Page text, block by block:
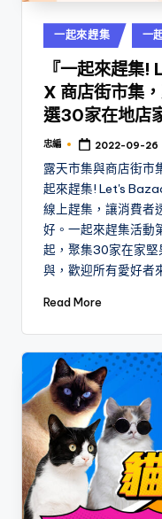
Posted
in
一起來趕集 一
『一起來趕集
X 商店街市集
選30家在地店
Posted
忠編 2022-09-26
露天市集與商店街市
起來趕集! Let's
線上趕集，讓消費者
好。一起來趕集活動
起，聚集30家在家堅
與，歡迎所有愛好者
Read More